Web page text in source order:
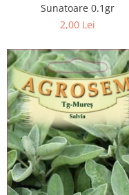
Sunatoare 0.1gr
2,00 Lei